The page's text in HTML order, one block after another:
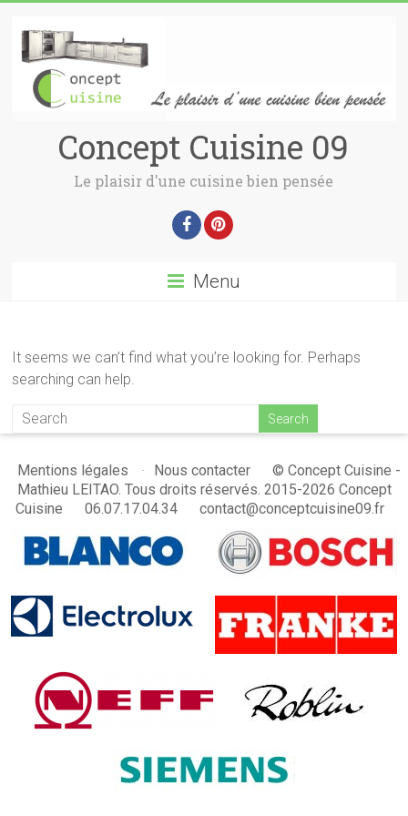
Concept Cuisine 09
Le plaisir d'une cuisine bien pensée
Menu
It seems we can’t find what you’re looking for. Perhaps
searching can help.
Mentions légales Nous contacter
© Concept Cuisine -
Mathieu LEITAO. Tous droits réservés. 2015-2026 Concept
Cuisine
06.07.17.04.34 contact@conceptcuisine09.fr